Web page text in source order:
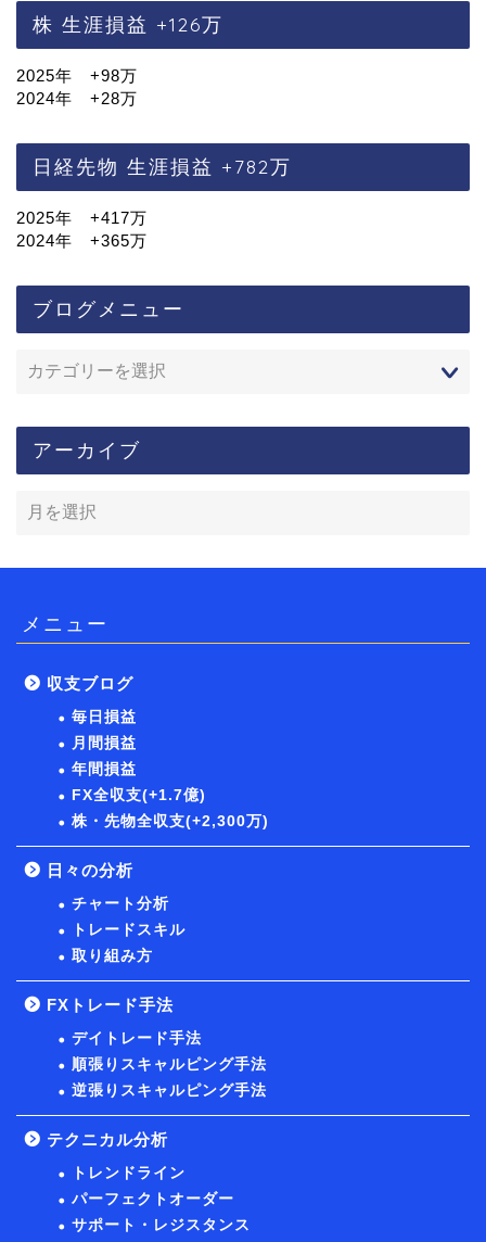
株 生涯損益 +126万
2025年 +98万
2024年 +28万
日経先物 生涯損益 +782万
2025年 +417万
2024年 +365万
ブログメニュー
アーカイブ
メニュー
収支ブログ
毎日損益
月間損益
年間損益
FX全収支(+1.7億)
株・先物全収支(+2,300万)
日々の分析
チャート分析
トレードスキル
取り組み方
FXトレード手法
デイトレード手法
順張りスキャルピング手法
逆張りスキャルピング手法
テクニカル分析
トレンドライン
パーフェクトオーダー
サポート・レジスタンス